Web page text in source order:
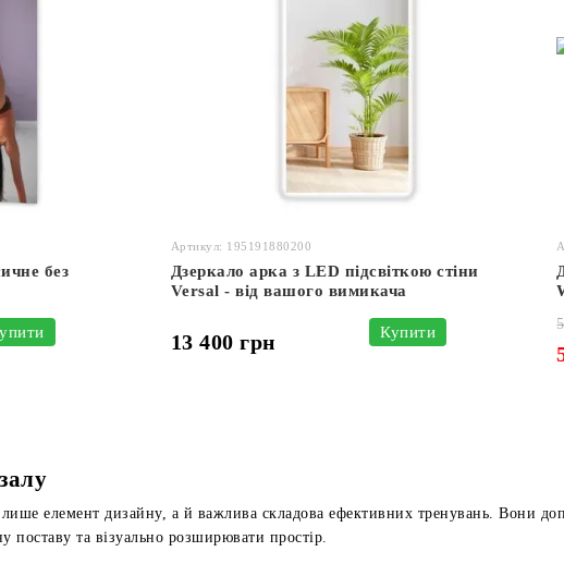
елемент дизайну, а й важлива складова ефективних тренувань. Вони
поставу та візуально розширювати простір.
без
Артикул: 195191880200
Дзеркало арка з LED підсвіткою стіни
Versal - від вашого вимикача
13 400 грн Купити